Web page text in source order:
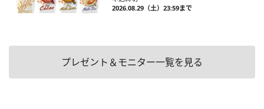
2026.08.29（土）23:59まで
プレゼント＆モニター一覧を見る